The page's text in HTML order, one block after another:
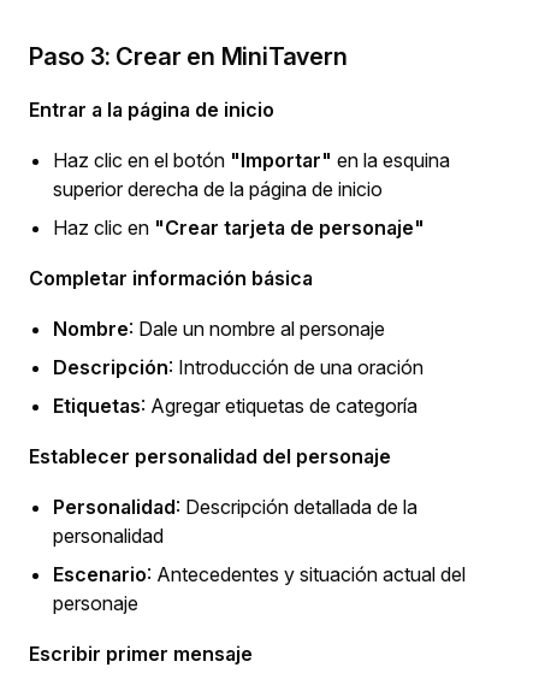
Paso 3: Crear en MiniTavern
Entrar a la página de inicio
Haz clic en el botón "Importar" en la esquina
superior derecha de la página de inicio
Haz clic en "Crear tarjeta de personaje"
Completar información básica
Nombre: Dale un nombre al personaje
Descripción: Introducción de una oración
Etiquetas: Agregar etiquetas de categoría
Establecer personalidad del personaje
Personalidad: Descripción detallada de la
personalidad
Escenario: Antecedentes y situación actual del
personaje
Escribir primer mensaje